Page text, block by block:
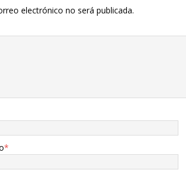
electrónico no será publicada.
*